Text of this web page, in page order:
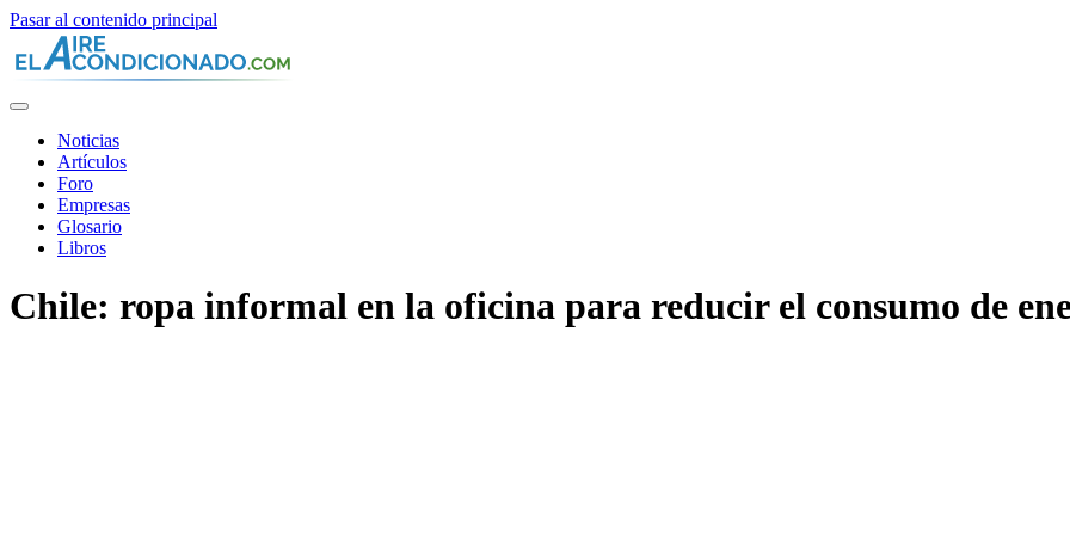
Pasar al contenido principal
Noticias
Artículos
Foro
Empresas
Glosario
Libros
Chile: ropa informal en la oficina para reducir el consumo de